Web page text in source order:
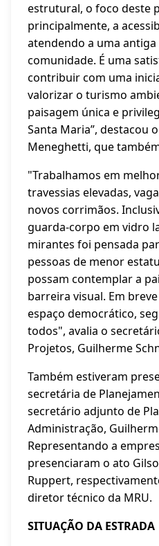
estrutural, o foco deste
principalmente, a
atendendo a uma
comunidade. É uma
contribuir com uma
valorizar o turismo
paisagem única e
Santa Maria”, destacou
Meneghetti, que
"Trabalhamos em
travessias elevadas,
novos corrimãos.
guarda-corpo em vidro
mirantes foi pensada
pessoas de menor
possam contemplar a
barreira visual. Em
espaço democrático,
todos", avalia o
Projetos, Guilherme
Também estiveram
secretária de
secretário adjunto de
Administração,
Representando a
presenciaram o ato
Ruppert,
diretor técnico da MRU.
SITUAÇÃO DA ESTRADA